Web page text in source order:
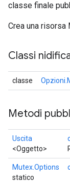
classe finale
Crea una
Classi
classe
Metodi
Uscita
<Oggetto>
Mutex.Options
statico